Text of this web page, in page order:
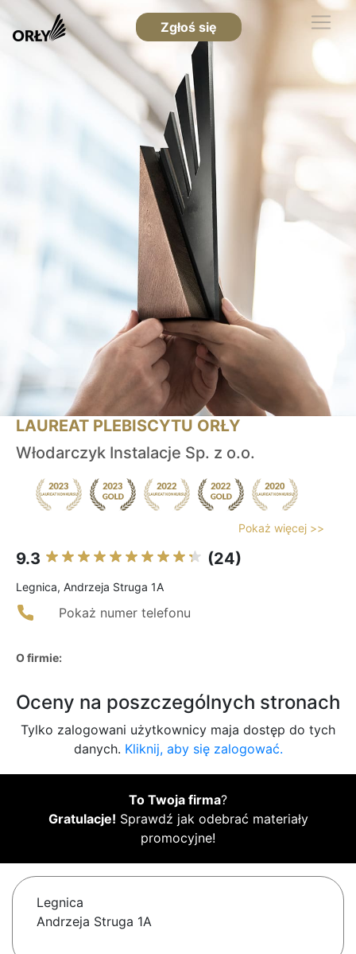
Zgłoś się
LAUREAT PLEBISCYTU ORŁY
Włodarczyk Instalacje Sp. z o.o.
Pokaż więcej >>
9.3 (24)
Legnica, Andrzeja Struga 1A
Pokaż numer telefonu
O firmie:
Oceny na poszczególnych stronach
Tylko zalogowani użytkownicy maja dostęp do tych
danych. Kliknij, aby się zalogować.
To Twoja firma?
Gratulacje! Sprawdź jak odebrać materiały
promocyjne!
Legnica
Andrzeja Struga 1A